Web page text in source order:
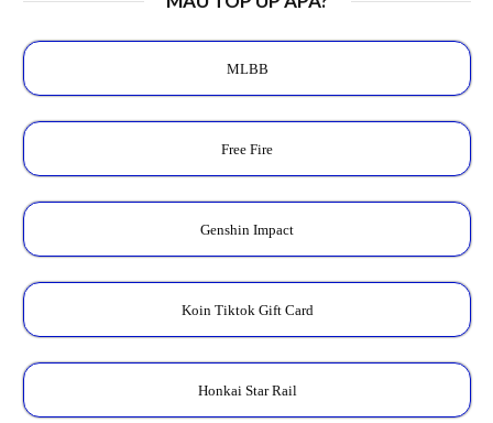
MLBB
Free Fire
Genshin Impact
Koin Tiktok Gift Card
Honkai Star Rail